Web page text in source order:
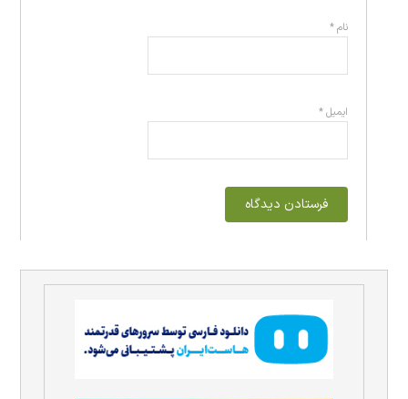
نام*
ایمیل*